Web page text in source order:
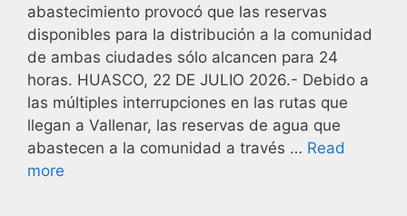
abastecimiento provocó que las reservas
disponibles para la distribución a la comunidad
de ambas ciudades sólo alcancen para 24
horas. HUASCO, 22 DE JULIO 2026.- Debido a
las múltiples interrupciones en las rutas que
llegan a Vallenar, las reservas de agua que
abastecen a la comunidad a través … Read
more